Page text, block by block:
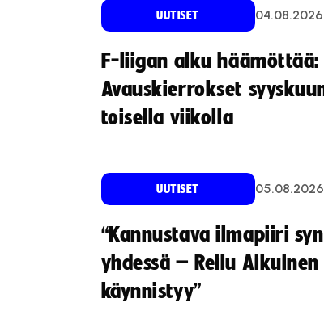
UUTISET 04.08.2026
F-liigan alku häämöttää:
Avauskierrokset
toisella viikolla
UUTISET 05.08.2026
“Kannustava ilmapiiri
yhdessä – Reilu
käynnistyy”